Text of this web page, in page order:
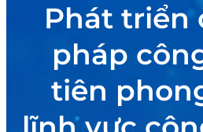
Phát triển
pháp
tiên